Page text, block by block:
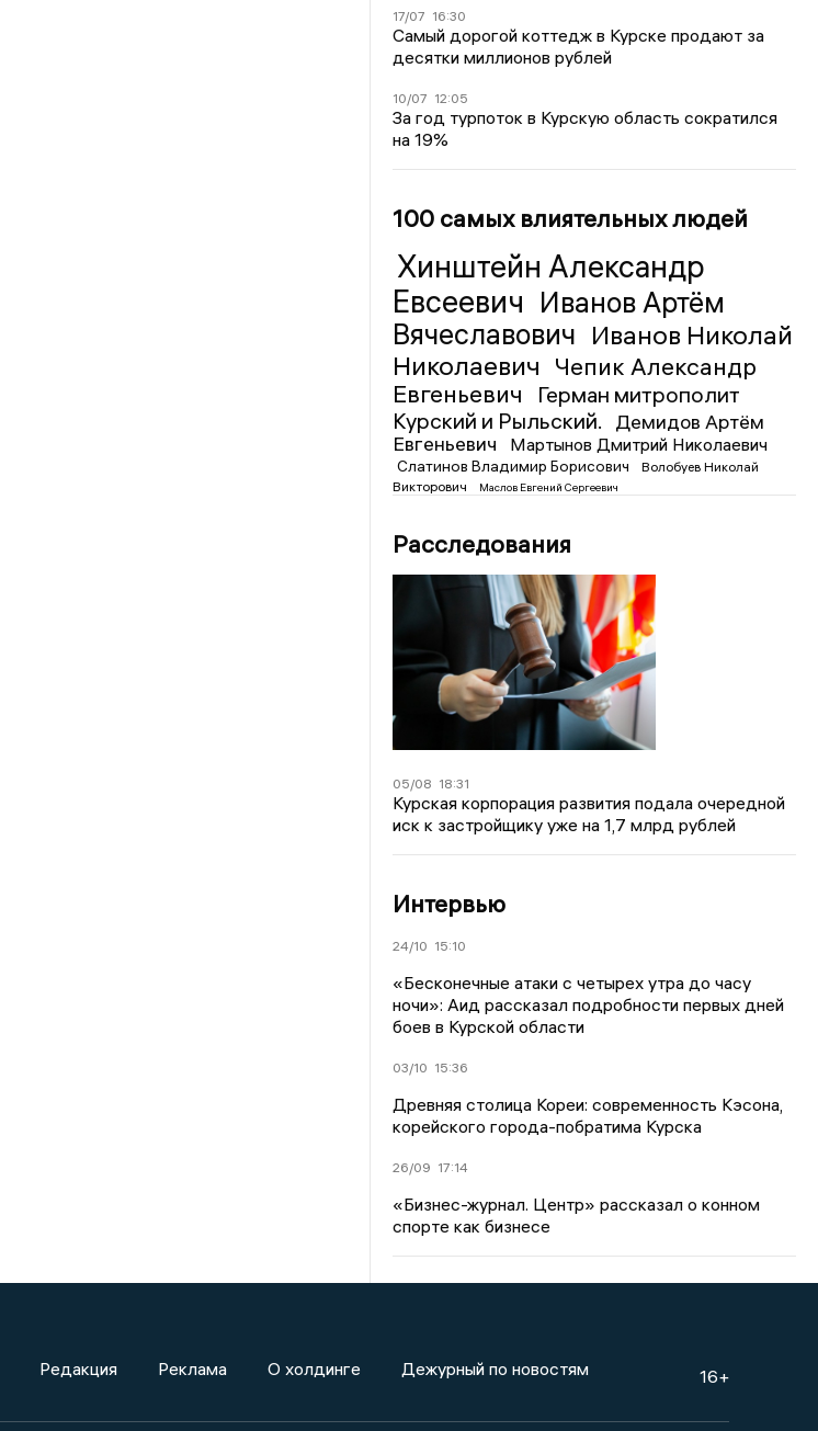
17/07 16:30
Самый дорогой коттедж в Курске продают за
десятки миллионов рублей
10/07 12:05
За год турпоток в Курскую область сократился
на 19%
100 самых влиятельных людей
Хинштейн Александр
Евсеевич Иванов Артём
Вячеславович Иванов Николай
Николаевич Чепик Александр
Евгеньевич
Герман митрополит
Курский и Рыльский.
Демидов Артём
Евгеньевич
Мартынов Дмитрий Николаевич
Слатинов Владимир Борисович
Волобуев Николай
Викторович
Маслов Евгений Сергеевич
Расследования
05/08 18:31
Курская корпорация развития подала очередной
иск к застройщику уже на 1,7 млрд рублей
Интервью
24/10 15:10
«Бесконечные атаки с четырех утра до часу
ночи»: Аид рассказал подробности первых дней
боев в Курской области
03/10 15:36
Древняя столица Кореи: современность Кэсона,
корейского города-побратима Курска
26/09 17:14
«Бизнес-журнал. Центр» рассказал о конном
спорте как бизнесе
Редакция Реклама О холдинге Дежурный по новостям 16+